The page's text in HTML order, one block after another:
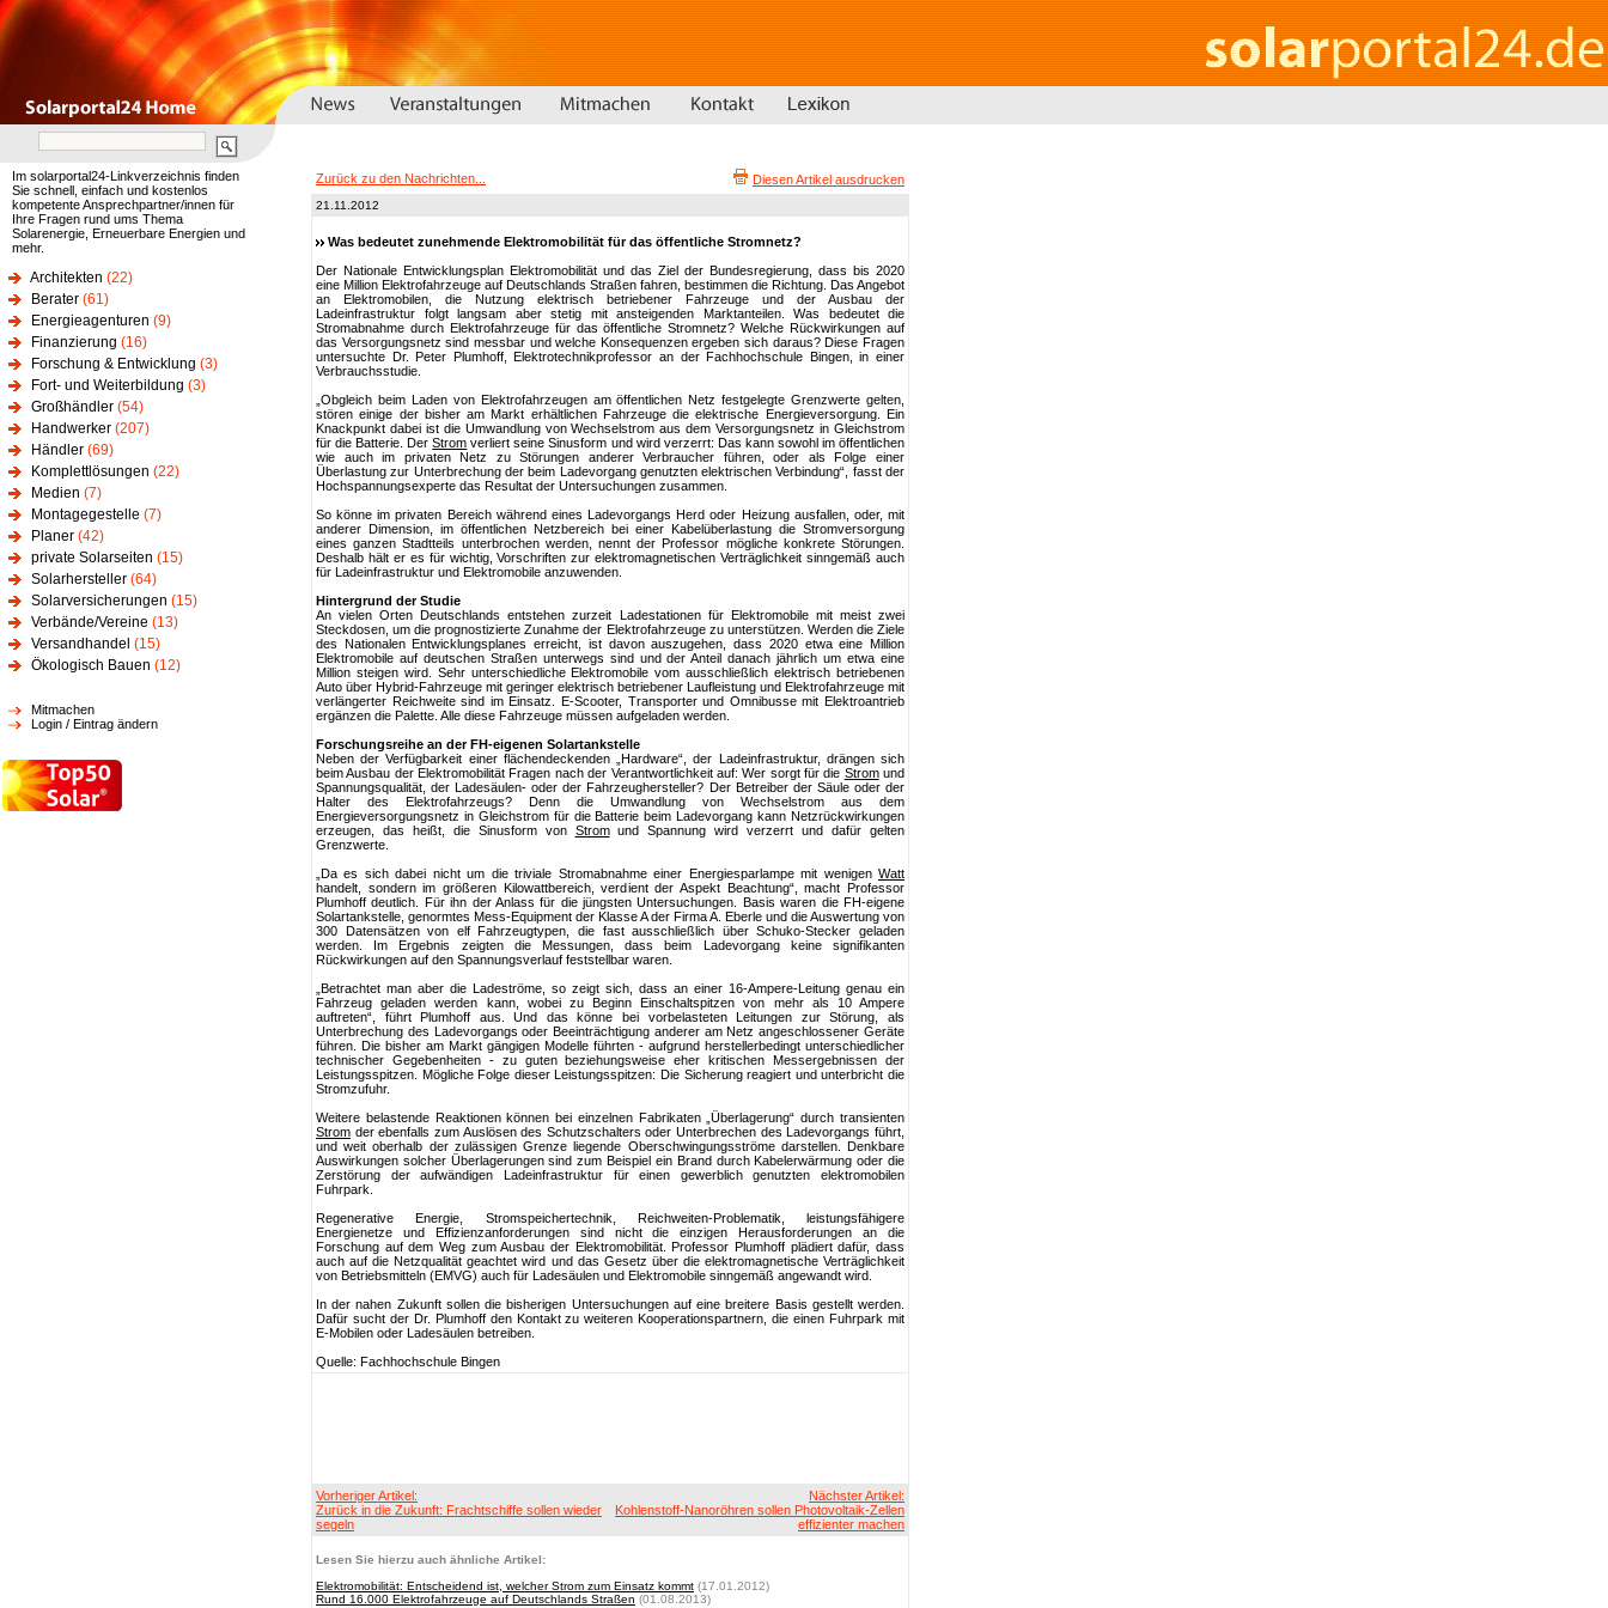
Im solarportal24-Linkverzeichnis finden
Sie schnell, einfach und kostenlos
kompetente Ansprechpartner/innen für
Ihre Fragen rund ums Thema
Solarenergie, Erneuerbare Energien und
mehr.
Architekten (22)
Berater (61)
Energieagenturen (9)
Finanzierung (16)
Forschung & Entwicklung (3)
Fort- und Weiterbildung (3)
Großhändler (54)
Handwerker (207)
Händler (69)
Komplettlösungen (22)
Medien (7)
Montagegestelle (7)
Planer (42)
private Solarseiten (15)
Solarhersteller (64)
Solarversicherungen (15)
Verbände/Vereine (13)
Versandhandel (15)
Ökologisch Bauen (12)
Mitmachen
Login / Eintrag ändern
Zurück zu den Nachrichten... Diesen Artikel ausdrucken
21.11.2012
Was bedeutet zunehmende Elektromobilität für das öffentliche Stromnetz?
Der Nationale Entwicklungsplan Elektromobilität und das Ziel der Bundesregierung, dass bis 2020
eine Million Elektrofahrzeuge auf Deutschlands Straßen fahren, bestimmen die Richtung. Das Angebot
an Elektromobilen, die Nutzung elektrisch betriebener Fahrzeuge und der Ausbau der
Ladeinfrastruktur folgt langsam aber stetig mit ansteigenden Marktanteilen. Was bedeutet die
Stromabnahme durch Elektrofahrzeuge für das öffentliche Stromnetz? Welche Rückwirkungen auf
das Versorgungsnetz sind messbar und welche Konsequenzen ergeben sich daraus? Diese Fragen
untersuchte Dr. Peter Plumhoff, Elektrotechnikprofessor an der Fachhochschule Bingen, in einer
Verbrauchsstudie.
„Obgleich beim Laden von Elektrofahrzeugen am öffentlichen Netz festgelegte Grenzwerte gelten,
stören einige der bisher am Markt erhältlichen Fahrzeuge die elektrische Energieversorgung. Ein
Knackpunkt dabei ist die Umwandlung von Wechselstrom aus dem Versorgungsnetz in Gleichstrom
für die Batterie. DerStrom verliert seine Sinusform und wird verzerrt: Das kann sowohl im öffentlichen
wie auch im privaten Netz zu Störungen anderer Verbraucher führen, oder als Folge einer
Überlastung zur Unterbrechung der beim Ladevorgang genutzten elektrischen Verbindung“, fasst der
Hochspannungsexperte das Resultat der Untersuchungen zusammen.
So könne im privaten Bereich während eines Ladevorgangs Herd oder Heizung ausfallen, oder, mit
anderer Dimension, im öffentlichen Netzbereich bei einer Kabelüberlastung die Stromversorgung
eines ganzen Stadtteils unterbrochen werden, nennt der Professor mögliche konkrete Störungen.
Deshalb hält er es für wichtig, Vorschriften zur elektromagnetischen Verträglichkeit sinngemäß auch
für Ladeinfrastruktur und Elektromobile anzuwenden.
Hintergrund der Studie
An vielen Orten Deutschlands entstehen zurzeit Ladestationen für Elektromobile mit meist zwei
Steckdosen, um die prognostizierte Zunahme der Elektrofahrzeuge zu unterstützen. Werden die Ziele
des Nationalen Entwicklungsplanes erreicht, ist davon auszugehen, dass 2020 etwa eine Million
Elektromobile auf deutschen Straßen unterwegs sind und der Anteil danach jährlich um etwa eine
Million steigen wird. Sehr unterschiedliche Elektromobile vom ausschließlich elektrisch betriebenen
Auto über Hybrid-Fahrzeuge mit geringer elektrisch betriebener Laufleistung und Elektrofahrzeuge mit
verlängerter Reichweite sind im Einsatz. E-Scooter, Transporter und Omnibusse mit Elektroantrieb
ergänzen die Palette. Alle diese Fahrzeuge müssen aufgeladen werden.
Forschungsreihe an der FH-eigenen Solartankstelle
Neben der Verfügbarkeit einer flächendeckenden „Hardware“, der Ladeinfrastruktur, drängen sich
beim Ausbau der Elektromobilität Fragen nach der Verantwortlichkeit auf: Wer sorgt für die Stromund
Spannungsqualität, der Ladesäulen- oder der Fahrzeughersteller? Der Betreiber der Säule oder der
Halter des Elektrofahrzeugs? Denn die Umwandlung von Wechselstrom aus dem
Energieversorgungsnetz in Gleichstrom für die Batterie beim Ladevorgang kann Netzrückwirkungen
erzeugen, das heißt, die Sinusform von Stromund Spannung wird verzerrt und dafür gelten
Grenzwerte.
„Da es sich dabei nicht um die triviale Stromabnahme einer Energiesparlampe mit wenigen Watt
handelt, sondern im größeren Kilowattbereich, verdient der Aspekt Beachtung“, macht Professor
Plumhoff deutlich. Für ihn der Anlass für die jüngsten Untersuchungen. Basis waren die FH-eigene
Solartankstelle, genormtes Mess-Equipment der Klasse A der Firma A. Eberle und die Auswertung von
300 Datensätzen von elf Fahrzeugtypen, die fast ausschließlich über Schuko-Stecker geladen
werden. Im Ergebnis zeigten die Messungen, dass beim Ladevorgang keine signifikanten
Rückwirkungen auf den Spannungsverlauf feststellbar waren.
„Betrachtet man aber die Ladeströme, so zeigt sich, dass an einer 16-Ampere-Leitung genau ein
Fahrzeug geladen werden kann, wobei zu Beginn Einschaltspitzen von mehr als 10 Ampere
auftreten“, führt Plumhoff aus. Und das könne bei vorbelasteten Leitungen zur Störung, als
Unterbrechung des Ladevorgangs oder Beeinträchtigung anderer am Netz angeschlossener Geräte
führen. Die bisher am Markt gängigen Modelle führten - aufgrund herstellerbedingt unterschiedlicher
technischer Gegebenheiten - zu guten beziehungsweise eher kritischen Messergebnissen der
Leistungsspitzen. Mögliche Folge dieser Leistungsspitzen: Die Sicherung reagiert und unterbricht die
Stromzufuhr.
Weitere belastende Reaktionen können bei einzelnen Fabrikaten „Überlagerung“ durch transienten
Strom der ebenfalls zum Auslösen des Schutzschalters oder Unterbrechen des Ladevorgangs führt,
und weit oberhalb der zulässigen Grenze liegende Oberschwingungsströme darstellen. Denkbare
Auswirkungen solcher Überlagerungen sind zum Beispiel ein Brand durch Kabelerwärmung oder die
Zerstörung der aufwändigen Ladeinfrastruktur für einen gewerblich genutzten elektromobilen
Fuhrpark.
Regenerative Energie, Stromspeichertechnik, Reichweiten-Problematik, leistungsfähigere
Energienetze und Effizienzanforderungen sind nicht die einzigen Herausforderungen an die
Forschung auf dem Weg zum Ausbau der Elektromobilität. Professor Plumhoff plädiert dafür, dass
auch auf die Netzqualität geachtet wird und das Gesetz über die elektromagnetische Verträglichkeit
von Betriebsmitteln (EMVG) auch für Ladesäulen und Elektromobile sinngemäß angewandt wird.
In der nahen Zukunft sollen die bisherigen Untersuchungen auf eine breitere Basis gestellt werden.
Dafür sucht der Dr. Plumhoff den Kontakt zu weiteren Kooperationspartnern, die einen Fuhrpark mit
E-Mobilen oder Ladesäulen betreiben.
Quelle: Fachhochschule Bingen
Vorheriger Artikel:
Zurück in die Zukunft: Frachtschiffe sollen wieder
segeln
Nächster Artikel:
Kohlenstoff-Nanoröhren sollen Photovoltaik-Zellen
effizienter machen
Lesen Sie hierzu auch ähnliche Artikel:
Elektromobilität: Entscheidend ist, welcher Strom zum Einsatz kommt (17.01.2012)
Rund 16.000 Elektrofahrzeuge auf Deutschlands Straßen (01.08.2013)